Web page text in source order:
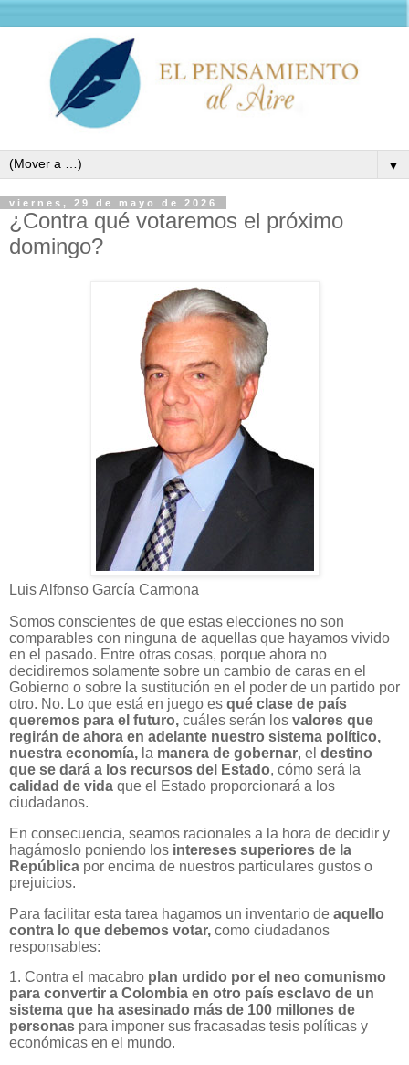
▼
viernes, 29 de mayo de 2026
¿Contra qué votaremos el próximo
domingo?
Luis Alfonso García Carmona
Somos conscientes de que estas elecciones no son
comparables con ninguna de aquellas que hayamos vivido
en el pasado. Entre otras cosas, porque ahora no
decidiremos solamente sobre un cambio de caras en el
Gobierno o sobre la sustitución en el poder de un partido por
otro. No. Lo que está en juego es qué clase de país
queremos para el futuro, cuáles serán los valores que
regirán de ahora en adelante nuestro sistema político,
nuestra economía, la manera de gobernar, el destino
que se dará a los recursos del Estado, cómo será la
calidad de vida que el Estado proporcionará a los
ciudadanos.
En consecuencia, seamos racionales a la hora de decidir y
hagámoslo poniendo los intereses superiores de la
República por encima de nuestros particulares gustos o
prejuicios.
Para facilitar esta tarea hagamos un inventario de aquello
contra lo que debemos votar, como ciudadanos
responsables:
1. Contra el macabro plan urdido por el neo comunismo
para convertir a Colombia en otro país esclavo de un
sistema que ha asesinado más de 100 millones de
personas para imponer sus fracasadas tesis políticas y
económicas en el mundo.